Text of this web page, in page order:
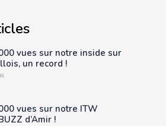
vues sur notre inside sur
un record !
vues sur notre ITW
d’Amir !